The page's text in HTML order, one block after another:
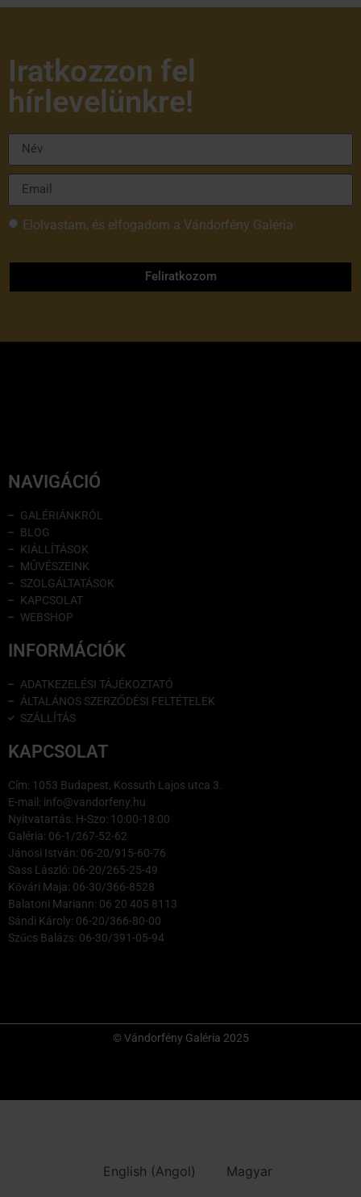
Iratkozzon fel
hírlevelünkre!
Elolvastam, és elfogadom a Vándorfény Galéria
Feliratkozom
NAVIGÁCIÓ
GALÉRIÁNKRÓL
BLOG
KIÁLLÍTÁSOK
MŰVÉSZEINK
SZOLGÁLTATÁSOK
KAPCSOLAT
WEBSHOP
INFORMÁCIÓK
ADATKEZELÉSI TÁJÉKOZTATÓ
ÁLTALÁNOS SZERZŐDÉSI FELTÉTELEK
SZÁLLÍTÁS
KAPCSOLAT
Cím: 1053 Budapest, Kossuth Lajos utca 3.
E-mail: info@vandorfeny.hu
Nyitvatartás: H-Szo: 10:00-18:00
Galéria: 06-1/267-52-62
Jánosi István: 06-20/915-60-76
Sass László: 06-20/265-25-49
Kővári Maja: 06-30/366-8528
Balatoni Mariann: 06 20 405 8113
Sándi Károly: 06-20/366-80-00
Szűcs Balázs: 06-30/391-05-94
© Vándorfény Galéria 2025
English (Angol) Magyar